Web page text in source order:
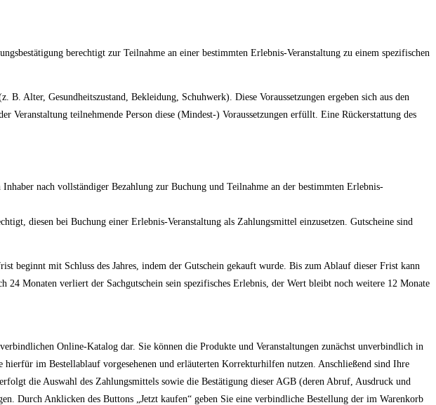
berechtigt zur Teilnahme an einer bestimmten Erlebnis-Veranstaltung zu einem spezifischen
Alter, Gesundheitszustand, Bekleidung, Schuhwerk). Diese Voraussetzungen ergeben sich aus den
teilnehmende Person diese (Mindest-) Voraussetzungen erfüllt. Eine Rückerstattung des
nach vollständiger Bezahlung zur Buchung und Teilnahme an der bestimmten Erlebnis-
diesen bei Buchung einer Erlebnis-Veranstaltung als Zahlungsmittel einzusetzen. Gutscheine sind
beginnt mit Schluss des Jahres, indem der Gutschein gekauft wurde. Bis zum Ablauf dieser Frist kann
Monaten verliert der Sachgutschein sein spezifisches Erlebnis, der Wert bleibt noch weitere 12 Monate
Online-Katalog dar. Sie können die Produkte und Veranstaltungen zunächst unverbindlich in
im Bestellablauf vorgesehenen und erläuterten Korrekturhilfen nutzen. Anschließend sind Ihre
die Auswahl des Zahlungsmittels sowie die Bestätigung dieser AGB (deren Abruf, Ausdruck und
Durch Anklicken des Buttons „Jetzt kaufen“ geben Sie eine verbindliche Bestellung der im Warenkorb